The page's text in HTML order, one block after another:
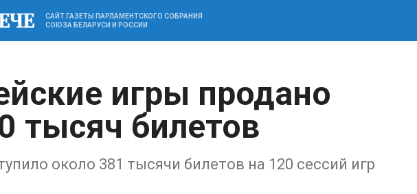
САЙТ ГАЗЕТЫ ПАРЛАМЕНТСКОГО СОБРАНИЯ
СОЮЗА БЕЛАРУСИ И РОССИИ
игры продано
тысяч билетов
около 381 тысячи билетов на 120 сессий игр